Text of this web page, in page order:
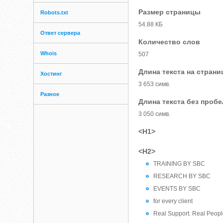
Robots.txt
Ответ сервера
Whois
Хостинг
Разное
Размер страницы
54.88 КБ
Количество слов
507
Длина текста на
3 653 симв.
Длина текста без
3 050 симв.
<H1>
<H2>
TRAINING BY SBC
RESEARCH BY SBC
EVENTS BY SBC
for every client
Real Support. Real